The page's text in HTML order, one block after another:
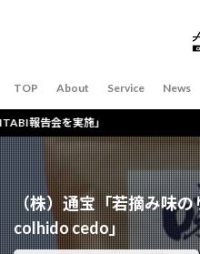
TOP About Service News
実施」
（株）通宝「若摘み味
colhido cedo」